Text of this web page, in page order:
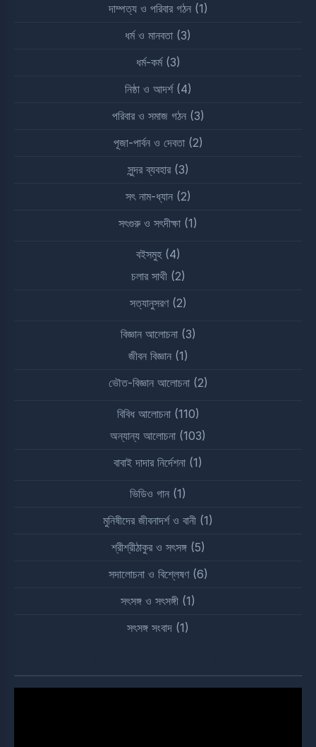
দাম্পত্য ও পরিবার গঠন(1)
ধর্ম ও মানবতা (3)
ধর্ম-কর্ম(3)
নিষ্ঠা ও আদর্শ(4)
পরিবার ও সমাজ গঠন(3)
পূজা-পার্বন ও দেবতা(2)
সুন্দর ব্যবহার(3)
সৎ নাম-ধ্যান(2)
সৎগুরু ও সৎদীক্ষা (1)
বইসমুহ(4)
চলার সাথী(2)
সত্যানুসরণ(2)
বিজ্ঞান আলোচনা(3)
জীবন বিজ্ঞান(1)
ভৌত-বিজ্ঞান আলোচনা(2)
বিবিধ আলোচনা(110)
অন্যান্য আলোচনা (103)
বাবাই দাদার নির্দেশনা (1)
ভিডিও গান (1)
মুনিষীদের জীবনাদর্শ ও বানী (1)
শ্রীশ্রীঠাকুর ও সৎসঙ্গ(5)
সদালোচনা ও বিশ্লেষণ(6)
সৎসঙ্গ ও সৎসঙ্গী (1)
সৎসঙ্গ সংবাদ (1)